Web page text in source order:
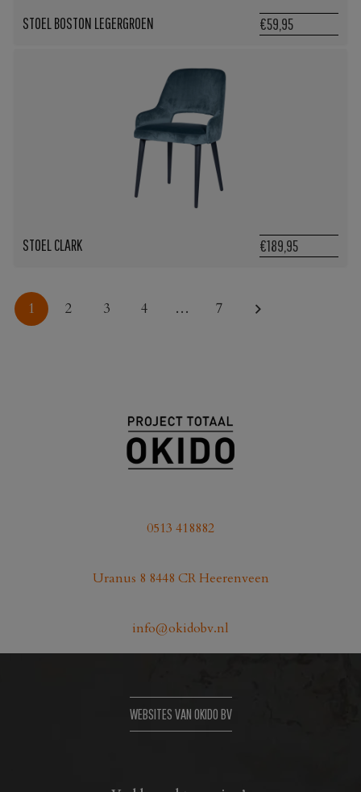
STOEL BOSTON LEGERGROEN €59,95
STOEL CLARK €189,95
1 2 3 4 … 7
0513 418882
Uranus 8 8448 CR Heerenveen
info@okidobv.nl
WEBSITES VAN OKIDO BV